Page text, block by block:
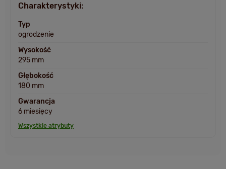
Charakterystyki:
Typ
ogrodzenie
Wysokość
295 mm
Głębokość
180 mm
Gwarancja
6 miesięcy
Wszystkie atrybuty